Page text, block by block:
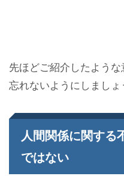
先ほどご紹介したよう
忘れないようにしましょ
人間関係に関する
ではない